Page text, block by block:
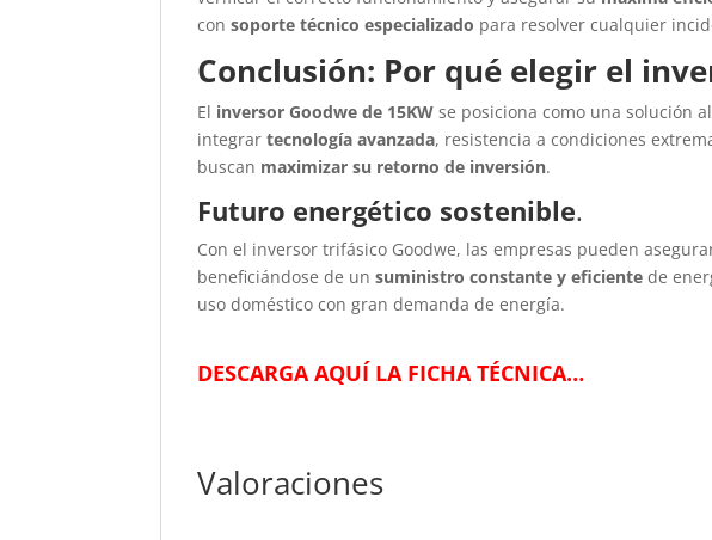
consoporte técnico especializado para resolver cualquier
Conclusión: Por qué elegir el
El inversor Goodwe de 15KW se posiciona como una solución
integrartecnología avanzada, resistencia a condiciones
buscan maximizar su retorno de inversión.
Futuro energético sostenible.
Con el inversor trifásico Goodwe, las empresas pueden
beneficiándose de unsuministro constante y eficiente de
uso doméstico con gran demanda de energía.
DESCARGA AQUÍ LA FICHA TÉCNICA…
Valoraciones